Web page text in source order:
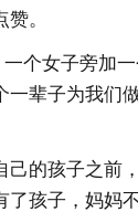
。
一个女子旁加
一辈子为我们
己的孩子之前
了孩子，妈妈